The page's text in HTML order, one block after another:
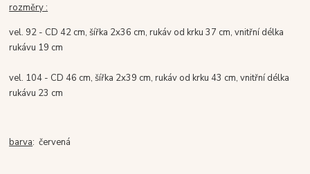
rozměry :
vel. 92 - CD 42 cm, šířka 2x36 cm, rukáv od krku 37 cm, vnitřní délka
rukávu 19 cm
vel. 104 - CD 46 cm, šířka 2x39 cm, rukáv od krku 43 cm, vnitřní délka
rukávu 23 cm
barva: červená